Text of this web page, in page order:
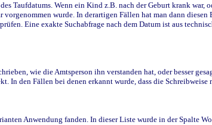
Taufdatums. Wenn ein Kind z.B. nach der Geburt krank
wurde. In derartigen Fällen hat man dann
Eine exakte Suchabfrage nach dem Datum ist aus
wie die Amtsperson ihn verstanden hat, oder besser
In den Fällen bei denen erkannt wurde, dass die
Anwendung fanden. In dieser Liste wurde in der Spalte